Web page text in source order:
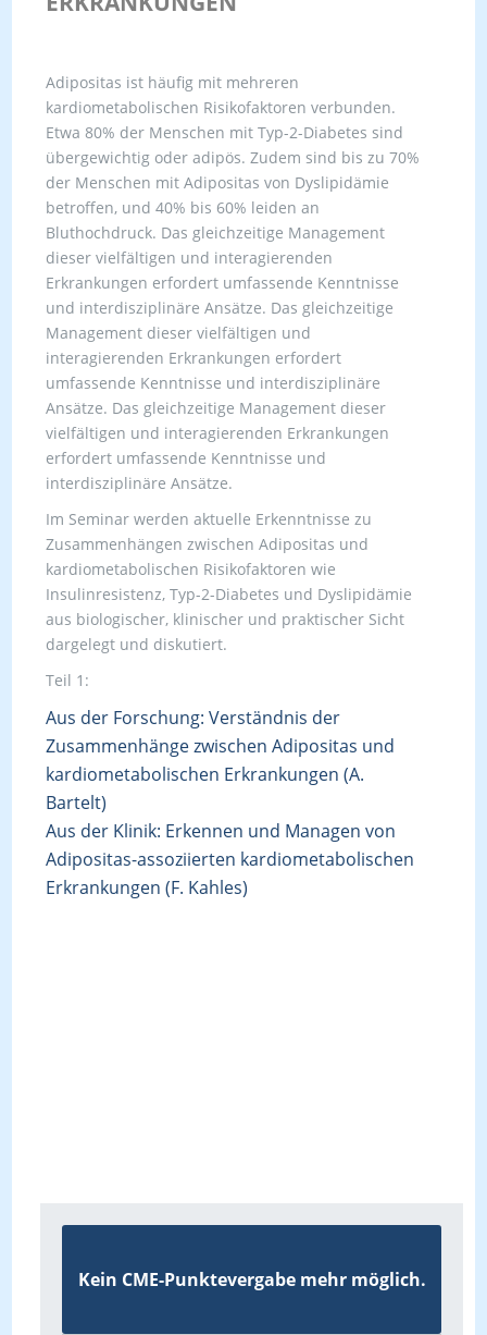
Adipositas ist häufig mit mehreren
kardiometabolischen Risikofaktoren verbunden.
Etwa 80% der Menschen mit Typ-2-Diabetes sind
übergewichtig oder adipös. Zudem sind bis zu 70%
der Menschen mit Adipositas von Dyslipidämie
betroffen, und 40% bis 60% leiden an
Bluthochdruck. Das gleichzeitige Management
dieser vielfältigen und interagierenden
Erkrankungen erfordert umfassende Kenntnisse
und interdisziplinäre Ansätze. Das gleichzeitige
Management dieser vielfältigen und
interagierenden Erkrankungen erfordert
umfassende Kenntnisse und interdisziplinäre
Ansätze. Das gleichzeitige Management dieser
vielfältigen und interagierenden Erkrankungen
erfordert umfassende Kenntnisse und
interdisziplinäre Ansätze.
Im Seminar werden aktuelle Erkenntnisse zu
Zusammenhängen zwischen Adipositas und
kardiometabolischen Risikofaktoren wie
Insulinresistenz, Typ-2-Diabetes und Dyslipidämie
aus biologischer, klinischer und praktischer Sicht
dargelegt und diskutiert.
Teil 1:
Aus der Forschung: Verständnis der
Zusammenhänge zwischen Adipositas und
kardiometabolischen Erkrankungen (A.
Bartelt)
Aus der Klinik: Erkennen und Managen von
Adipositas-assoziierten kardiometabolischen
Erkrankungen (F. Kahles)
Kein CME-Punktevergabe mehr möglich.